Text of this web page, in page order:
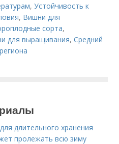
,Устойчивость к
, Вишни для
сорта,
для выращивания,Средний
длительного хранения
пролежать всю зиму